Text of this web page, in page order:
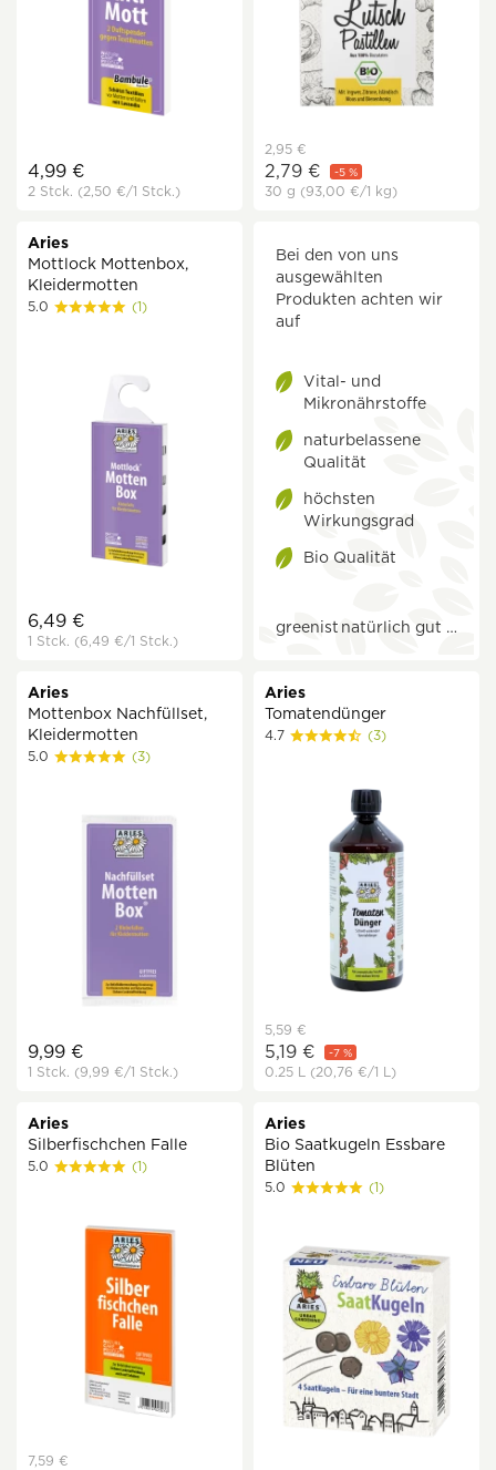
4,99 €
2 Stck. (2,50 €/1 Stck.)
2,95 €
2,79 € -5 %
30 g (93,00 €/1 kg)
Aries
Mottlock Mottenbox,
Kleidermotten
5.0 (1)
6,49 €
1 Stck. (6,49 €/1 Stck.)
Bei den von uns
ausgewählten
Produkten achten wir
auf
Vital- und
Mikronährstoffe
naturbelassene
Qualität
höchsten
Wirkungsgrad
Bio Qualität
greenist natürlich gut …
Aries
Mottenbox Nachfüllset,
Kleidermotten
5.0 (3)
9,99 €
1 Stck. (9,99 €/1 Stck.)
Aries
Tomatendünger
4.7 (3)
5,59 €
5,19 € -7 %
0.25 L (20,76 €/1 L)
Aries
Silberfischchen Falle
5.0 (1)
7,59 €
Aries
Bio Saatkugeln Essbare
Blüten
5.0 (1)